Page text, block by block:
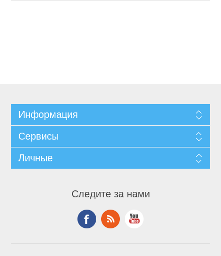
Информация
Сервисы
Личные
Следите за нами